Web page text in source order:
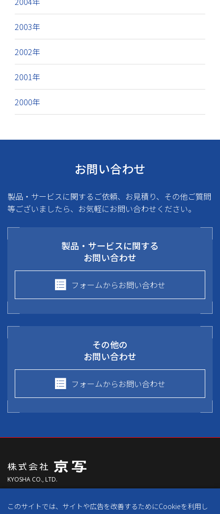
2003年
2002年
2001年
2000年
お問い合わせ
製品・サービスに関するご依頼、お見積り、その他ご質問
等ございましたら、お気軽にお問い合わせください。
製品・サービスに関する
お問い合わせ
フォームからお問い合わせ
その他の
お問い合わせ
フォームからお問い合わせ
KYOSHA CO., LTD.
京都府久世郡久御山町森村東300番地
このサイトでは、サイトや広告を改善するためにCookieを利用し